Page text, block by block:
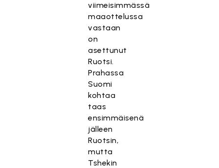
viimeisimmässä
maaottelussa
vastaan
on
asettunut
Ruotsi.
Prahassa
Suomi
kohtaa
taas
ensimmäisenä
jälleen
Ruotsin,
mutta
Tshekin